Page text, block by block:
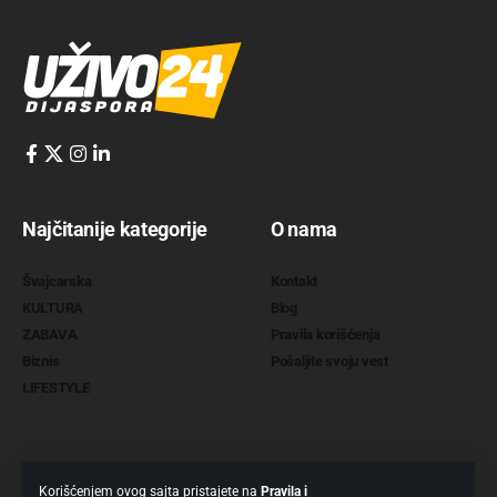
Korišćenjem ovog sajta pristajete na Pravila i
Najčitanije kategorije O nama